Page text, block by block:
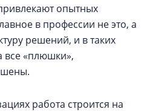
опытных
в профессии не это, а
решений, и в таких
все «плюшки»,
работа строится на